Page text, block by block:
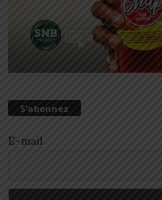
S’abonnez
E-mail